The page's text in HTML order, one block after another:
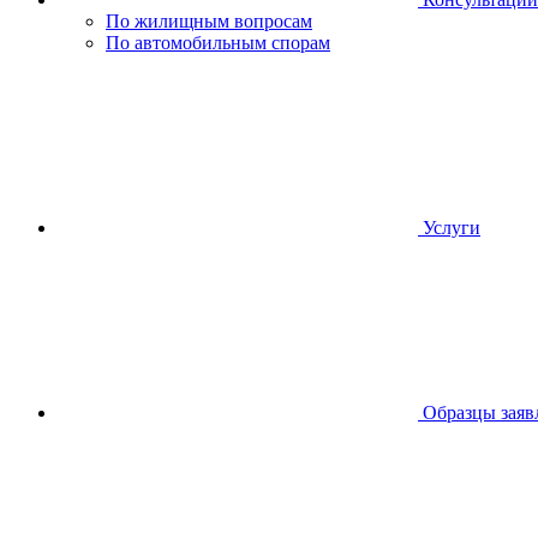
По жилищным вопросам
По автомобильным спорам
Услуги
Образцы